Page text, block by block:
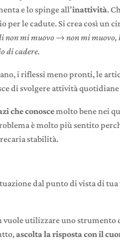
e lo spinge all’inattività.
per le cadute. Si crea così un
non mi muovo → non mi muovo,
di cadere.
i riflessi meno pronti, le
di svolgere attività quotidiane
che conoscemolto bene nei
è molto più sentito
stabilità.
dal punto di vista di
vuole utilizzare uno strumento
ascolta la risposta con il